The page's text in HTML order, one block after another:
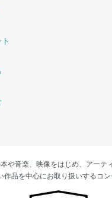
や音楽、映像をはじめ、アーテ
品を中心にお取り扱いするコン